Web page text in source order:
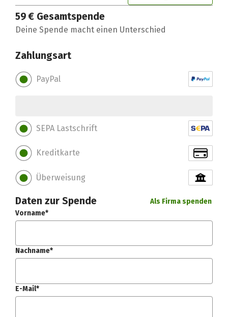
59 € Gesamtspende
Deine Spende macht einen Unterschied
Zahlungsart
PayPal
SEPA Lastschrift
Kreditkarte
Überweisung
Daten zur Spende
Als Firma spenden
Vorname*
Nachname*
E-Mail*